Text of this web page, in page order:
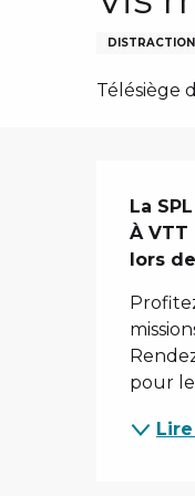
Télésiège
La
À
lors
pour